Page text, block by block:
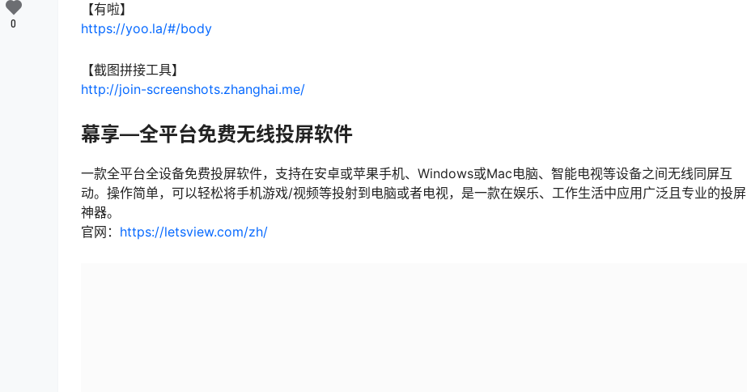
【有啦】
https://yoo.la/#/body
【截图拼接工具】
http://join-screenshots.zhanghai.me/
幕享—全平台免费无线投屏软件
一款全平台全设备免费投屏软件，支持在安卓或苹果手机、Windows或Mac电脑、智能电视等设备之间无线同屏互
动。操作简单，可以轻松将手机游戏/视频等投射到电脑或者电视，是一款在娱乐、工作生活中应用广泛且专业的投屏
神器。
官网： https://letsview.com/zh/
0